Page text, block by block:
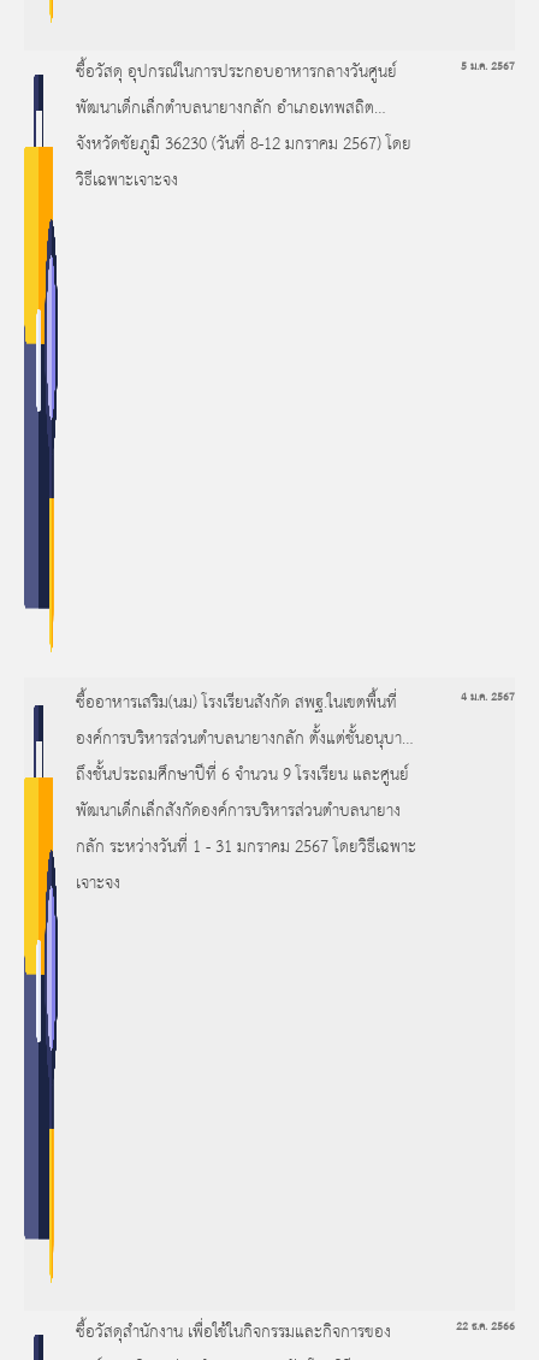
ซื้อวัสดุ อุปกรณ์ในการประกอบอาหารกลางวันศูนย์
พัฒนาเด็กเล็กตำบลนายางกลัก อำเภอเทพสถิต
จังหวัดชัยภูมิ 36230 (วันที่ 8-12 มกราคม 2567) โดย
วิธีเฉพาะเจาะจง
5 ม.ค. 2567
ซื้ออาหารเสริม(นม) โรงเรียนสังกัด สพฐ.ในเขตพื้นที่
องค์การบริหารส่วนตำบลนายางกลัก ตั้งแต่ชั้นอนุบาล
ถึงชั้นประถมศึกษาปีที่ 6 จำนวน 9 โรงเรียน และศูนย์
พัฒนาเด็กเล็กสังกัดองค์การบริหารส่วนตำบลนายาง
กลัก ระหว่างวันที่ 1 - 31 มกราคม 2567 โดยวิธีเฉพาะ
เจาะจง
4 ม.ค. 2567
ซื้อวัสดุสำนักงาน เพื่อใช้ในกิจกรรมและกิจการของ
22 ธ.ค. 2566